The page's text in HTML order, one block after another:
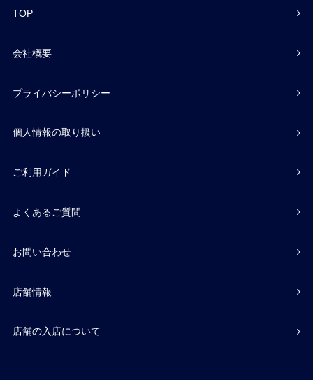
TOP
会社概要
プライバシーポリシー
個人情報の取り扱い
ご利用ガイド
よくあるご質問
お問い合わせ
店舗情報
店舗の入店について